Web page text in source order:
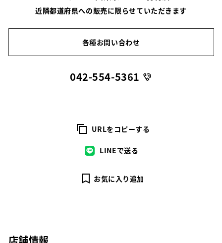
近隣都道府県への販売に限らせていただきます
各種お問い合わせ
042-554-5361
URLをコピーする
LINEで送る
お気に入り追加